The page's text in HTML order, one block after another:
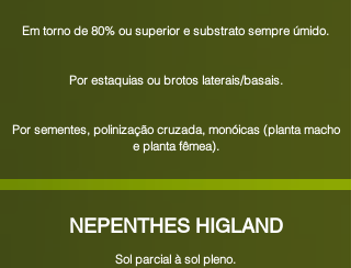
Em torno de 80% ou superior e substrato sempre úmido.
Por estaquias ou brotos laterais/basais.
Por sementes, polinização cruzada, monóicas (plantamacho
e planta fêmea).
NEPENTHES HIGLAND
Sol parcial à sol pleno.